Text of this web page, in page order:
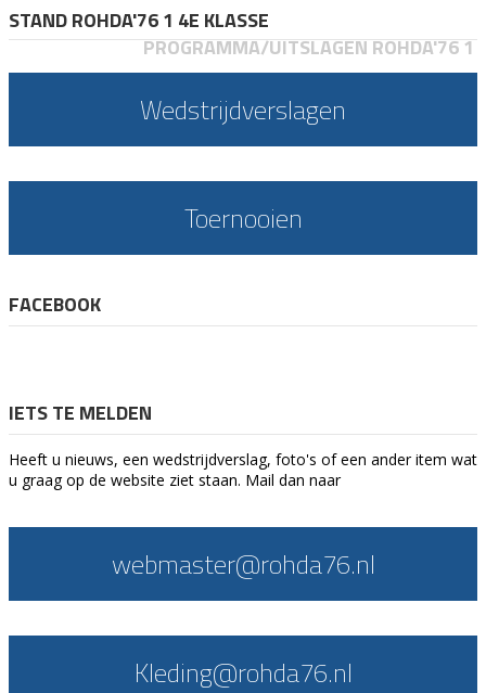
STAND ROHDA'76 1 4E KLASSE
PROGRAMMA/UITSLAGEN ROHDA'76 1
Wedstrijdverslagen
Toernooien
FACEBOOK
IETS TE MELDEN
Heeft u nieuws, een wedstrijdverslag, foto's of een ander item wat
u graag op de website ziet staan. Mail dan naar
webmaster@rohda76.nl
Kleding@rohda76.nl